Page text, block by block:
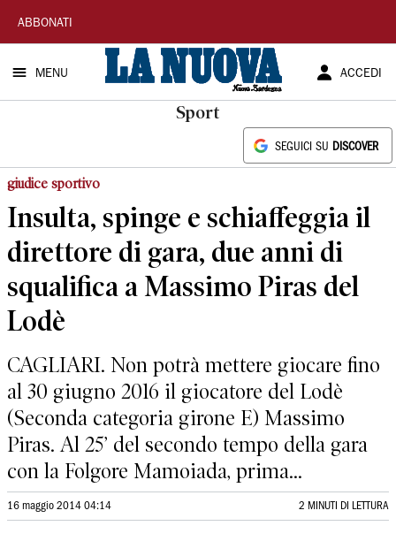
La
Nuova
Sardegna
ABBONATI
MENU ACCEDI
Sport
SEGUICI SU DISCOVER
giudice sportivo
Insulta, spinge e schiaffeggia il
direttore di gara, due anni di
squalifica a Massimo Piras del
Lodè
CAGLIARI. Non potrà mettere giocare fino
al 30 giugno 2016 il giocatore del Lodè
(Seconda categoria girone E) Massimo
Piras. Al 25’ del secondo tempo della gara
con la Folgore Mamoiada, prima...
16 maggio 2014 04:14 2 MINUTI DI LETTURA